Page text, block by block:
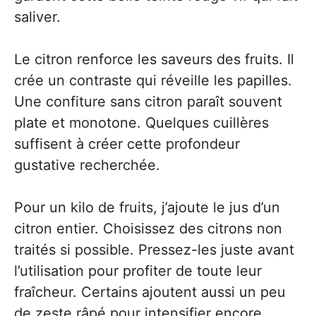
saliver.
Le citron renforce les saveurs des fruits. Il
crée un contraste qui réveille les papilles.
Une confiture sans citron paraît souvent
plate et monotone. Quelques cuillères
suffisent à créer cette profondeur
gustative recherchée.
Pour un kilo de fruits, j’ajoute le jus d’un
citron entier. Choisissez des citrons non
traités si possible. Pressez-les juste avant
l’utilisation pour profiter de toute leur
fraîcheur. Certains ajoutent aussi un peu